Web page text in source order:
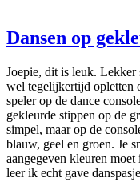
Dansen op
Joepie, dit is leuk.
wel tegelijkertijd opletten
speler op de dance
gekleurde stippen op de
simpel, maar op de
blauw, geel en groen. Je
aangegeven kleuren
leer ik echt gave